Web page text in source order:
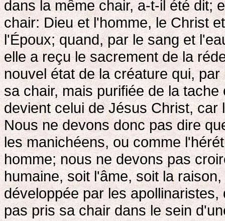
dans la même chair, a-t-il été dit;
chair: Dieu et l'homme, le Christ
l'Époux; quand, par le sang et
elle a reçu le sacrement de la
nouvel état de la créature qui,
sa chair, mais purifiée de la
devient celui de Jésus Christ,
Nous ne devons donc pas dire
les manichéens, ou comme
homme; nous ne devons pas
humaine, soit l'âme, soit la
développée par les
pas pris sa chair dans le sein